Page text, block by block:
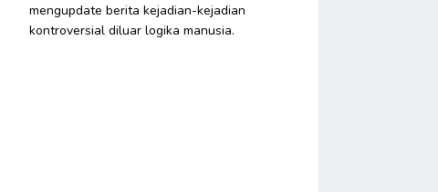
mengupdate berita kejadian-kejadian
kontroversial diluar logika manusia.